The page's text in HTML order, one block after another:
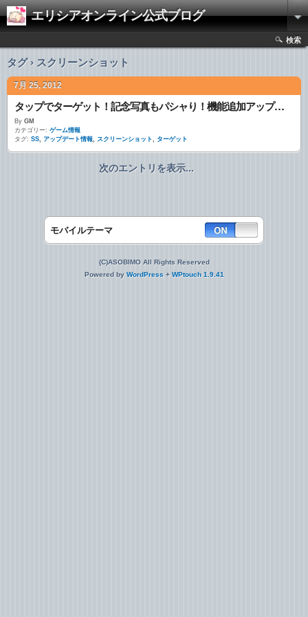
エリシアオンライン公式ブログ
検索
タグ › スクリーンショット
7月 25, 2012
タップでターゲット！記念写真もパシャり！機能追加アップデート！
By GM
カテゴリー: ゲーム情報
タグ: SS, アップデート情報, スクリーンショット, ターゲット
次のエントリを表示...
モバイルテーマ
(C)ASOBIMO All Rights Reserved
Powered by WordPress + WPtouch 1.9.41